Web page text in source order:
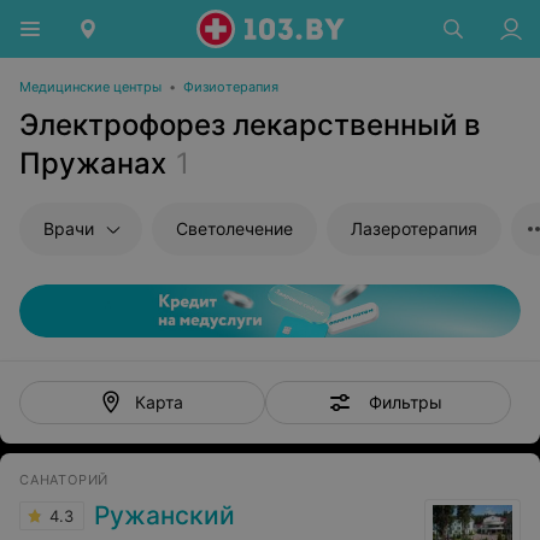
Медицинские центры • Физиотерапия
Электрофорез лекарственный в
Пружанах 1
Врачи Светолечение Лазеротерапия
Карта Фильтры
САНАТОРИЙ
4.3 Ружанский